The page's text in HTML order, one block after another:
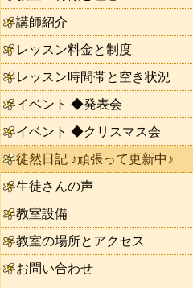
講師紹介
レッスン料金と制度
レッスン時間帯と空き状況
イベント ◆発表会
イベント ◆クリスマス会
徒然日記 ♪頑張って更新中♪
生徒さんの声
教室設備
教室の場所とアクセス
お問い合わせ